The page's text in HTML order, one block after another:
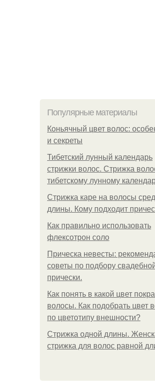
Популярные материалы
Коньячный цвет волос:
и секреты
Тибетский лунный календарь
стрижки волос. Стрижка
тибетскому лунному
Стрижка каре на волосы
длины. Кому подходит
Как правильно использовать
флексотрон соло
Прическа невесты:
советы по подбору
прически.
Как понять в какой цвет
волосы. Как подобрать цвет
по цветотипу внешности?
Стрижка одной длины.
стрижка для волос равной